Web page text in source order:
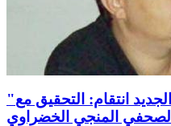
"أول الغيث قطر" و أول العهد الجديد انتقام: التحقيق مع
الصحفي المنجي الخضراوي